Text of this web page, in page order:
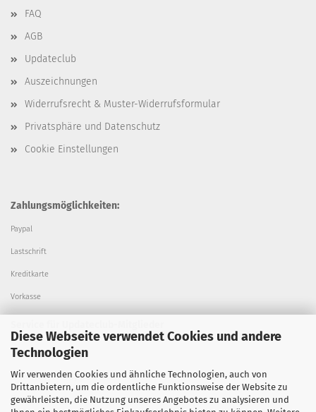
Diese Webseite verwendet Cookies und andere
Technologien
Wir verwenden Cookies und ähnliche Technologien, auch von
Drittanbietern, um die ordentliche Funktionsweise der Website zu
gewährleisten, die Nutzung unseres Angebotes zu analysieren und
FAQ
AGB
Updateclub
Auszeichnungen
Widerrufsrecht & Muster-Widerrufsformular
Privatsphäre und Datenschutz
Cookie Einstellungen
Zahlungsmöglichkeiten:
Paypal
Lastschrift
Kreditkarte
Vorkasse
Alle Updates
Erweiterter Support
Fernwartung